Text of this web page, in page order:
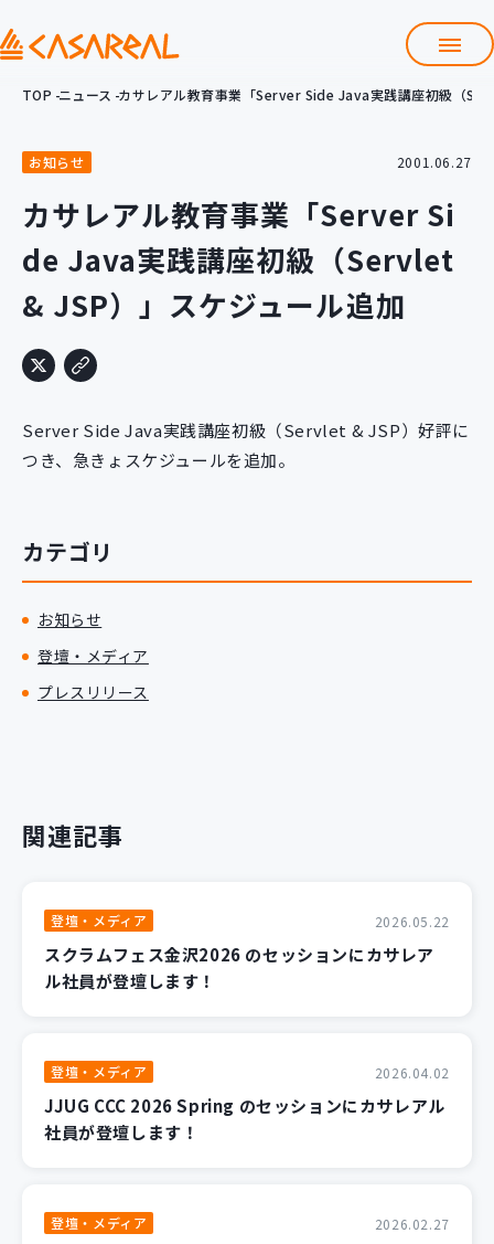
会社情報
サービス
プロダクト開発支援
クラウド導入支援 Git導入支援
システム構築支援
研修サービス
カスタマイズコース 教材購入
パッケージ開発
導入事例
イベント・セミナー
ニュース
TOP ニュース カサレアル教育事業「Server Side Java実践講座初級（
お知らせ 2001.06.27
カサレアル教育事業「Server Si
de Java実践講座初級（Servlet
& JSP）」スケジュール追加
Server Side Java実践講座初級（Servlet & JSP）好評に
つき、急きょスケジュールを追加。
カテゴリ
お知らせ
登壇・メディア
プレスリリース
関連記事
登壇・メディア 2026.05.22
スクラムフェス金沢2026 のセッションにカサレア
ル社員が登壇します！
登壇・メディア 2026.04.02
JJUG CCC 2026 Spring のセッションにカサレアル
社員が登壇します！
登壇・メディア 2026.02.27